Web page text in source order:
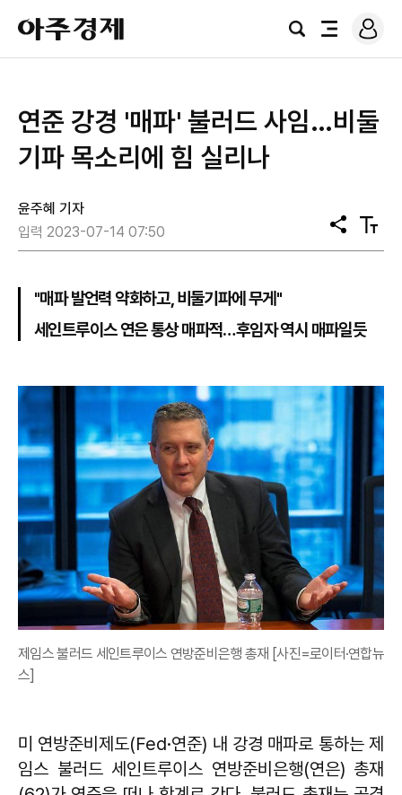
아
주
경
검
전
로
그
연준 강경 '매파' 불러드 사임…비둘
기파 목소리에 힘 실리나
윤주혜 기자
입력 2023-07-14 07:50
공
유
텍
스
"매파 발언력 약화하고, 비둘기파에 무게"
세인트루이스 연은 통상 매파적…후임자 역시 매파일듯
제임스 불러드 세인트루이스 연방준비은행 총재 [사진=로이터·연합뉴
스]
미 연방준비제도(Fed·연준) 내 강경 매파로 통하는 제
임스 불러드 세인트루이스 연방준비은행(연은) 총재